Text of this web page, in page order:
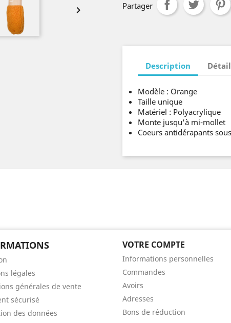
 Partager
Description
Modèle : Orange
Taille unique
Matériel : Polyacrylique
Monte jusqu'à mi-mollet
Coeurs antidérapants
légales
générales de vente
sécurisé
des données
VOTRE COMPTE
Informations personnelles
Commandes
Avoirs
Adresses
Bons de réduction